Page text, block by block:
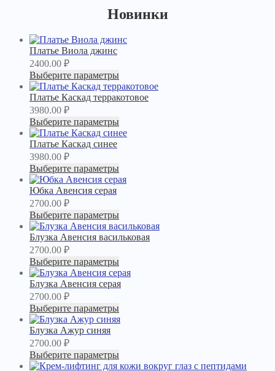
Новинки
Платье Виола джинс
2400.00 ₽
Выберите параметры
Платье Каскад терракотовое
3980.00 ₽
Выберите параметры
Платье Каскад синее
3980.00 ₽
Выберите параметры
Юбка Авенсия серая
2700.00 ₽
Выберите параметры
Блузка Авенсия васильковая
2700.00 ₽
Выберите параметры
Блузка Авенсия серая
2700.00 ₽
Выберите параметры
Блузка Ажур синяя
2700.00 ₽
Выберите параметры